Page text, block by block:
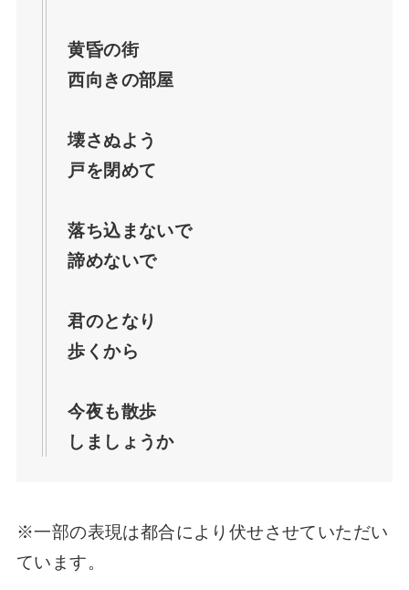
黄昏の街
西向きの部屋
壊さぬよう
戸を閉めて
落ち込まないで
諦めないで
君のとなり
歩くから
今夜も散歩
しましょうか
※一部の表現は都合により伏せさせていただい
ています。